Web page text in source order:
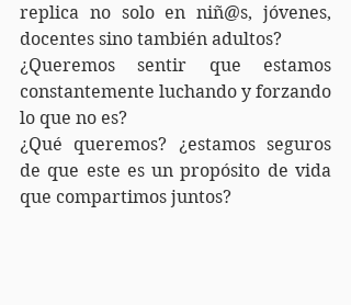
replica no solo en niñ@s, jóvenes,
docentes sino también adultos?
¿Queremos sentir que estamos
constantemente luchando y forzando
lo que no es?
¿Qué queremos? ¿estamos seguros
de que este es un propósito de vida
que compartimos juntos?